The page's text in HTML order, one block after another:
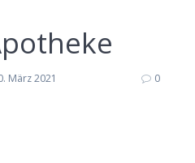
März 2021 0